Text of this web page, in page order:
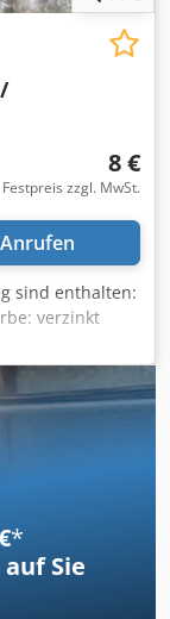
stärkeren
8 €
Festpreis zzgl. MwSt.
Anrufen
sind enthalten:
verzinkt
ca.
(Regalabstand):
mm Profilabm.:
*
Sie